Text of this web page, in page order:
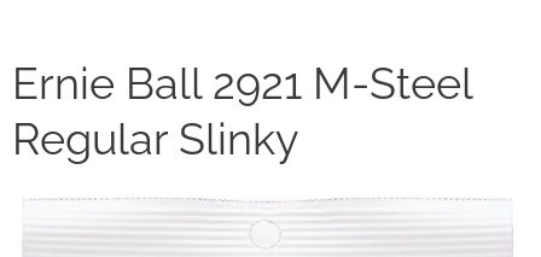
Ernie Ball 2921 M-Steel
Regular Slinky